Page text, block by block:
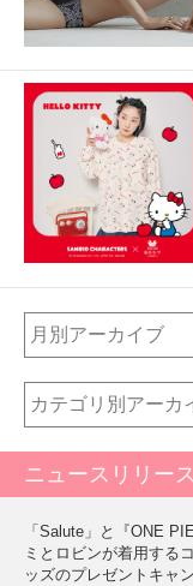
月別アーカイブ
カテゴリ別アーカ
ニュースリリース
「Salute」と『ONE
ミとロビンが着用する
ッズのプレゼントキャ